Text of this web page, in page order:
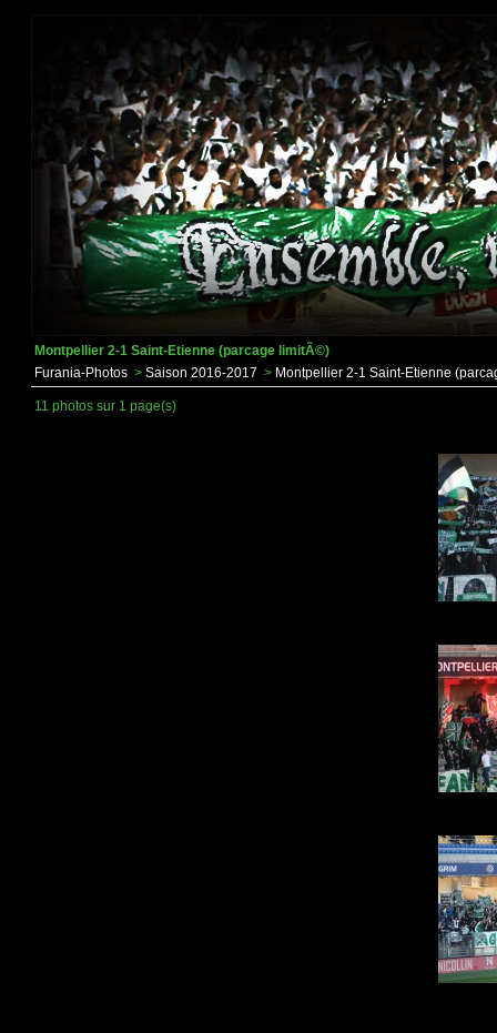
Montpellier 2-1 Saint-Etienne (parcage limitÃ©)
Furania-Photos > Saison 2016-2017 > Montpellier 2-1 Saint-Etienne
11 photos sur 1 page(s)